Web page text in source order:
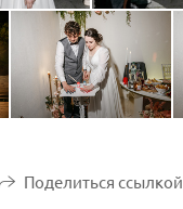
Поделиться ссылкой